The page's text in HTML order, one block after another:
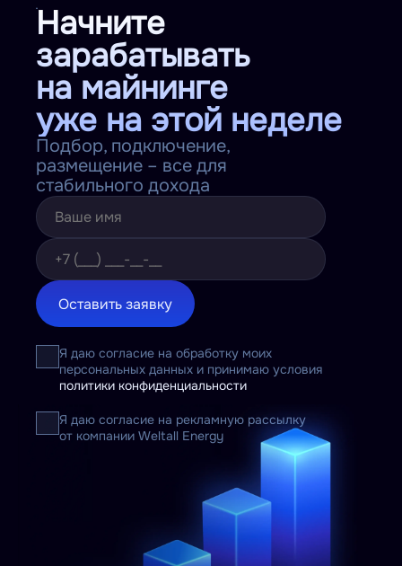
Начните
зарабатывать
на майнинге
уже на этой неделе
Подбор, подключение,
размещение – все для
стабильного дохода
Оставить заявку
Я даю согласие на обработку моих
персональных данных и принимаю условия
политики конфиденциальности
Я даю согласие на рекламную рассылку
от компании Weltall Energy